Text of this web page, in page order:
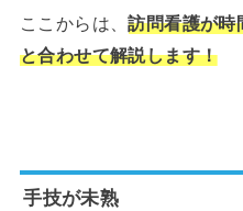
ここからは、訪問看護が時
と合わせて解説します！
手技が未熟